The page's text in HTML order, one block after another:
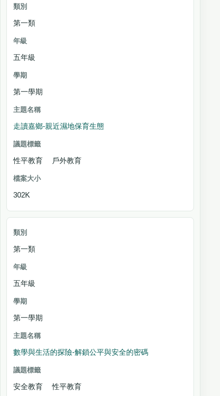
第一類
五年級
第一學期
走讀嘉鄉-親近濕地保育生態
性平教育 戶外教育
302K
第一類
五年級
第一學期
數學與生活的探險-解鎖公平與安全的密碼
安全教育 性平教育